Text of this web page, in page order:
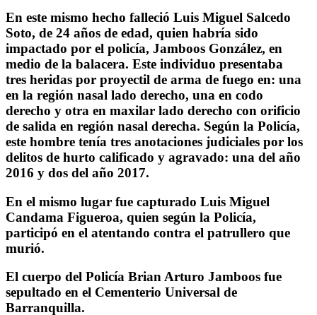
En este mismo hecho falleció Luis Miguel Salcedo
Soto, de 24 años de edad, quien habría sido
impactado por el policía, Jamboos González, en
medio de la balacera. Este individuo presentaba
tres heridas por proyectil de arma de fuego en: una
en la región nasal lado derecho, una en codo
derecho y otra en maxilar lado derecho con orificio
de salida en región nasal derecha. Según la Policía,
este hombre tenía tres anotaciones judiciales por los
delitos de hurto calificado y agravado: una del año
2016 y dos del año 2017.
En el mismo lugar fue capturado Luis Miguel
Candama Figueroa, quien según la Policía,
participó en el atentando contra el patrullero que
murió.
El cuerpo del Policía Brian Arturo Jamboos fue
sepultado en el Cementerio Universal de
Barranquilla.